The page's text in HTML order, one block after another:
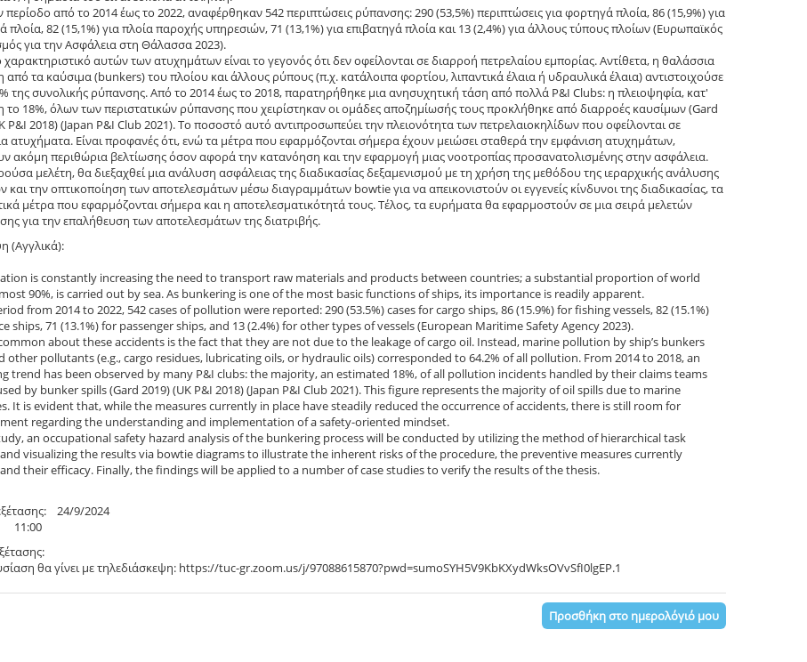
περίοδο από το 2014 έως το 2022, αναφέρθηκαν 542 περιπτώσεις ρύπανσης: 290 (53,5%) περιπτώσεις για φορτηγά πλοία, 86 (15,9%) για
πλοία, 82 (15,1%) για πλοία παροχής υπηρεσιών, 71 (13,1%) για επιβατηγά πλοία και 13 (2,4%) για άλλους τύπους πλοίων (Ευρωπαϊκός
για την Ασφάλεια στη Θάλασσα 2023).
χαρακτηριστικό αυτών των ατυχημάτων είναι το γεγονός ότι δεν οφείλονται σε διαρροή πετρελαίου εμπορίας. Αντίθετα, η θαλάσσια
τα καύσιμα (bunkers) του πλοίου και άλλους ρύπους (π.χ. κατάλοιπα φορτίου, λιπαντικά έλαια ή υδραυλικά έλαια) αντιστοιχούσε
της συνολικής ρύπανσης. Από το 2014 έως το 2018, παρατηρήθηκε μια ανησυχητική τάση από πολλά P&I Clubs: η πλειοψηφία, κατ'
το 18%, όλων των περιστατικών ρύπανσης που χειρίστηκαν οι ομάδες αποζημίωσής τους προκλήθηκε από διαρροές καυσίμων (Gard
P&I 2018) (Japan P&I Club 2021). Το ποσοστό αυτό αντιπροσωπεύει την πλειονότητα των πετρελαιοκηλίδων που οφείλονται σε
ατυχήματα. Είναι προφανές ότι, ενώ τα μέτρα που εφαρμόζονται σήμερα έχουν μειώσει σταθερά την εμφάνιση ατυχημάτων,
ακόμη περιθώρια βελτίωσης όσον αφορά την κατανόηση και την εφαρμογή μιας νοοτροπίας προσανατολισμένης στην ασφάλεια.
μελέτη, θα διεξαχθεί μια ανάλυση ασφάλειας της διαδικασίας δεξαμενισμού με τη χρήση της μεθόδου της ιεραρχικής ανάλυσης
και την οπτικοποίηση των αποτελεσμάτων μέσω διαγραμμάτων bowtie για να απεικονιστούν οι εγγενείς κίνδυνοι της διαδικασίας, τα
μέτρα που εφαρμόζονται σήμερα και η αποτελεσματικότητά τους. Τέλος, τα ευρήματα θα εφαρμοστούν σε μια σειρά μελετών
για την επαλήθευση των αποτελεσμάτων της διατριβής.
(Αγγλικά):
is constantly increasing the need to transport raw materials and products between countries; a substantial proportion of world
90%, is carried out by sea. As bunkering is one of the most basic functions of ships, its importance is readily apparent.
from 2014 to 2022, 542 cases of pollution were reported: 290 (53.5%) cases for cargo ships, 86 (15.9%) for fishing vessels, 82 (15.1%)
ships, 71 (13.1%) for passenger ships, and 13 (2.4%) for other types of vessels (European Maritime Safety Agency 2023).
about these accidents is the fact that they are not due to the leakage of cargo oil. Instead, marine pollution by ship’s bunkers
other pollutants (e.g., cargo residues, lubricating oils, or hydraulic oils) corresponded to 64.2% of all pollution. From 2014 to 2018, an
trend has been observed by many P&I clubs: the majority, an estimated 18%, of all pollution incidents handled by their claims teams
by bunker spills (Gard 2019) (UK P&I 2018) (Japan P&I Club 2021). This figure represents the majority of oil spills due to marine
It is evident that, while the measures currently in place have steadily reduced the occurrence of accidents, there is still room for
regarding the understanding and implementation of a safety-oriented mindset.
an occupational safety hazard analysis of the bunkering process will be conducted by utilizing the method of hierarchical task
visualizing the results via bowtie diagrams to illustrate the inherent risks of the procedure, the preventive measures currently
their efficacy. Finally, the findings will be applied to a number of case studies to verify the results of the thesis.
24/9/2024
θα γίνει με τηλεδιάσκεψη: https://tuc-gr.zoom.us/j/97088615870?pwd=sumoSYH5V9KbKXydWksOVvSfI0lgEP.1
Προσθήκη στο ημερολόγιό μου